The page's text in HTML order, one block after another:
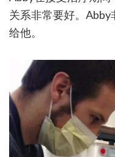
关系非常要好。
给他。